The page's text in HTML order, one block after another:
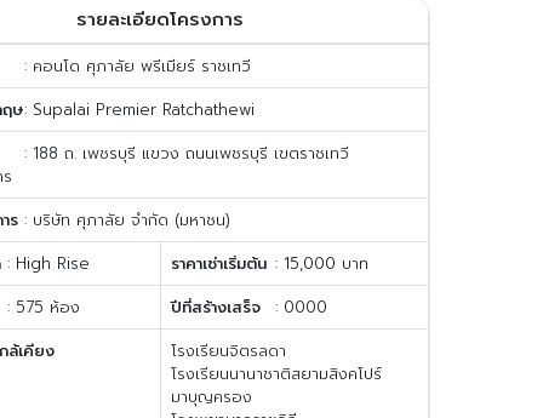
รายละเอียดโครงการ
: คอนโด ศุภาลัย พรีเมียร์ ราชเทวี
ษ: Supalai Premier Ratchathewi
: 188 ถ. เพชรบุรี แขวง ถนนเพชรบุรี เขตราชเทวี
ร : บริษัท ศุภาลัย จำกัด (มหาชน)
: High Rise ราคาเช่าเริ่มต้น : 15,000 บาท
: 575 ห้อง
ปีที่สร้างเสร็จ
: 0000
ล้เคียง
โรงเรียนจิตรลดา
โรงเรียนนานาชาติสยามสิงคโปร์
มาบุญครอง